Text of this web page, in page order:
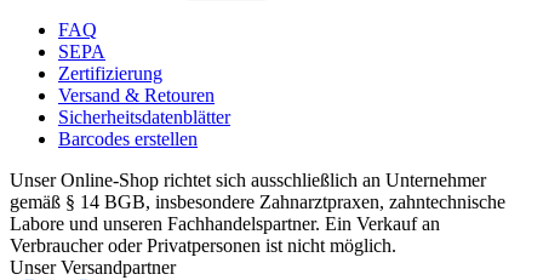
FAQ
SEPA
Zertifizierung
Versand & Retouren
Sicherheitsdatenblätter
Barcodes erstellen
Unser Online-Shop richtet sich ausschließlich an Unternehmer
gemäß § 14 BGB, insbesondere Zahnarztpraxen, zahntechnische
Labore und unseren Fachhandelspartner. Ein Verkauf an
Verbraucher oder Privatpersonen ist nicht möglich.
Unser Versandpartner